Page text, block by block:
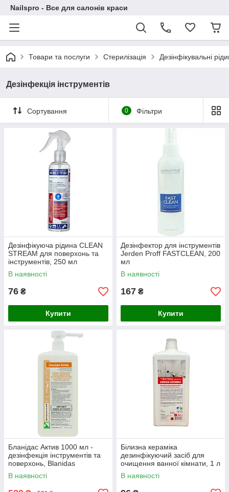
Nailspro - Все для салонів краси
Товари та послуги Стерилізація Дезінфікувальні
Дезінфекція інструментів
Сортування 0 Фільтри
Дезінфікуюча рідина CLEAN
STREAM для поверхонь та
інструментів, 250 мл
В наявності
76 ₴
Купити
Дезінфектор для інструментів
Jerden Proff FASTCLEAN, 200
мл
В наявності
167 ₴
Купити
Бланідас Актив 1000 мл -
дезінфекція інструментів та
поверхонь, Blanidas
В наявності
Білизна кераміка
дезинфікуючий засіб для
очищення ванної кімнати, 1 л
В наявності